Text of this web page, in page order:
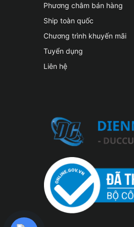
Phương châm bán hàng
Ship toàn quốc
Chương trình khuyến mãi
Tuyển dụng
Liên hệ